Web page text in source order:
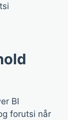
BI
forutsi når